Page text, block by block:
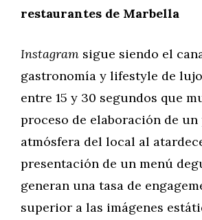
restaurantes de Marbella
Instagram sigue siendo el
gastronomía y lifestyle de
entre 15 y 30 segundos que
proceso de elaboración de
atmósfera del local al
presentación de un menú
generan una tasa de
superior a las imágenes